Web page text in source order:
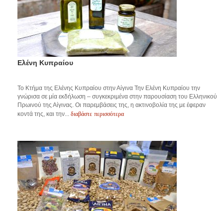
Ελένη Κυπραίου
Το Κτήμα της Ελένης Κυπραίου στην Αίγινα Την Ελένη Κυπραίου την
γνώρισα σε μία εκδήλωση – συγκεκριμένα στην παρουσίαση του Ελληνικού
Πρωινού της Αίγινας. Οι παρεμβάσεις της, η ακτινοβολία της με έφεραν
κοντά της, και την... διαβάστε περισσότερα